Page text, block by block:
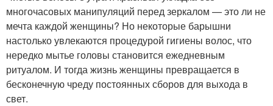
многочасовых манипуляций перед зеркалом — это ли не
мечта каждой женщины? Но некоторые барышни
настолько увлекаются процедурой гигиены волос, что
нередко мытье головы становится ежедневным
ритуалом. И тогда жизнь женщины превращается в
бесконечную чреду постоянных сборов для выхода в
свет.